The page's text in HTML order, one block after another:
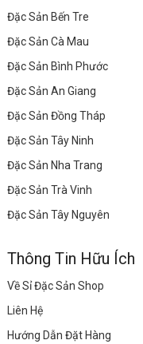
Đặc Sản Bến Tre
Đặc Sản Cà Mau
Đặc Sản Bình Phước
Đặc Sản An Giang
Đặc Sản Đồng Tháp
Đặc Sản Tây Ninh
Đặc Sản Nha Trang
Đặc Sản Trà Vinh
Đặc Sản Tây Nguyên
Thông Tin Hữu Ích
Về Sỉ Đặc Sản Shop
Liên Hệ
Hướng Dẫn Đặt Hàng